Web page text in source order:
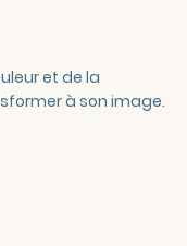
et de la
à son image.